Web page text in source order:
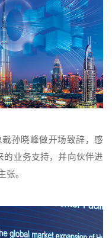
孙晓峰做开场致辞，感
的业务支持，并向伙伴进
。